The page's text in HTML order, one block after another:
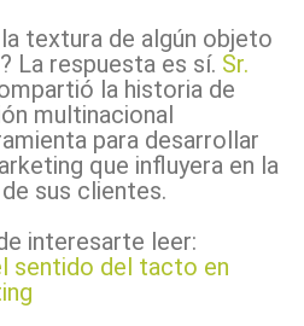
textura de algún objeto
La respuesta es sí. Sr.
la historia de
multinacional
para desarrollar
que influyera en la
sus clientes.
interesarte leer:
sentido del tacto en